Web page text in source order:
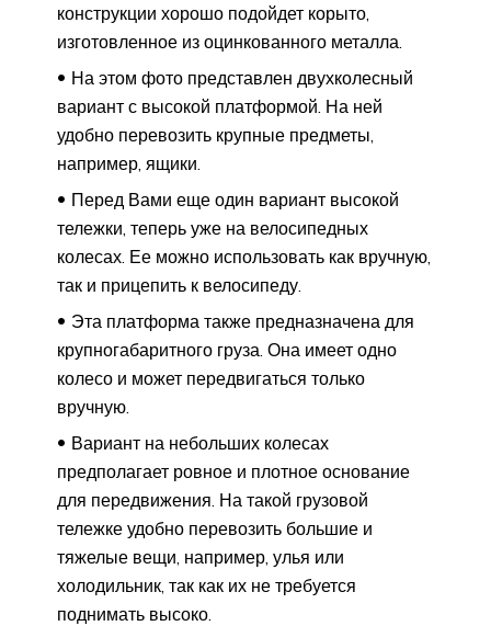
конструкции хорошо подойдет корыто,
изготовленное из оцинкованного металла.
На этом фото представлен двухколесный
вариант с высокой платформой. На ней
удобно перевозить крупные предметы,
например, ящики.
Перед Вами еще один вариант высокой
тележки, теперь уже на велосипедных
колесах. Ее можно использовать как вручную,
так и прицепить к велосипеду.
Эта платформа также предназначена для
крупногабаритного груза. Она имеет одно
колесо и может передвигаться только
вручную.
Вариант на небольших колесах
предполагает ровное и плотное основание
для передвижения. На такой грузовой
тележке удобно перевозить большие и
тяжелые вещи, например, улья или
холодильник, так как их не требуется
поднимать высоко.